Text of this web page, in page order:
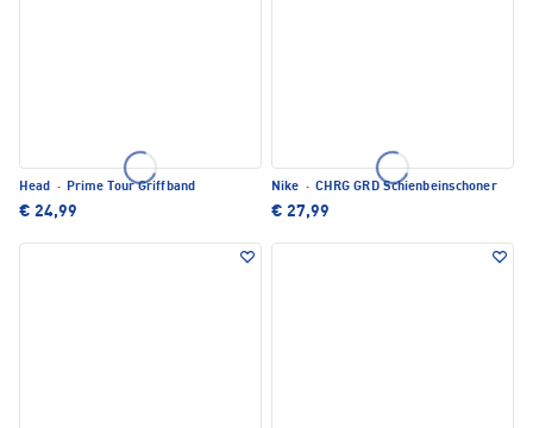
Head · Prime Tour Griffband
€ 24,99
Nike · CHRG GRD Schienbeinschoner
€ 27,99